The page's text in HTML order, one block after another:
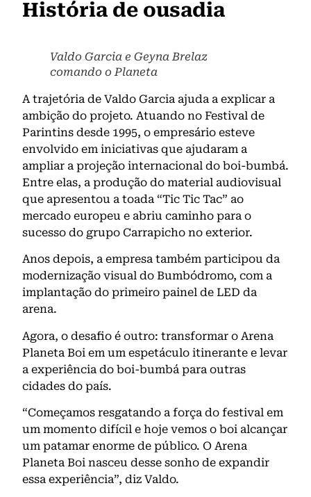
História de ousadia
Valdo Garcia e Geyna Brelaz
comando o Planeta
A trajetória de Valdo Garcia ajuda a explicar a
ambição do projeto. Atuando no Festival de
Parintins desde 1995, o empresário esteve
envolvido em iniciativas que ajudaram a
ampliar a projeção internacional do boi-bumbá.
Entre elas, a produção do material audiovisual
que apresentou a toada “Tic Tic Tac” ao
mercado europeu e abriu caminho para o
sucesso do grupo Carrapicho no exterior.
Anos depois, a empresa também participou da
modernização visual do Bumbódromo, com a
implantação do primeiro painel de LED da
arena.
Agora, o desafio é outro: transformar o Arena
Planeta Boi em um espetáculo itinerante e levar
a experiência do boi-bumbá para outras
cidades do país.
“Começamos resgatando a força do festival em
um momento difícil e hoje vemos o boi alcançar
um patamar enorme de público. O Arena
Planeta Boi nasceu desse sonho de expandir
essa experiência”, diz Valdo.